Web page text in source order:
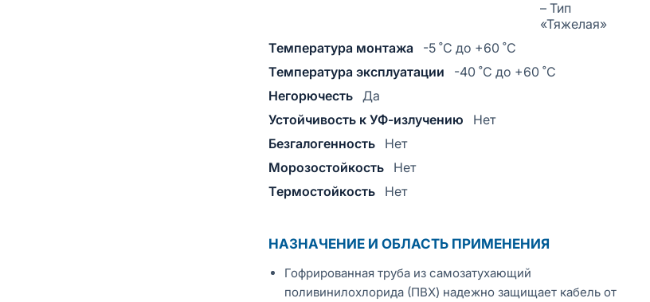
– Тип
«Тяжелая»
Температура монтажа
-5 ˚С до +60 ˚С
Температура эксплуатации
-40 ˚С до +60 ˚С
Негорючесть
Да
Устойчивость к УФ-излучению
Нет
Безгалогенность
Нет
Морозостойкость
Нет
Термостойкость
Нет
НАЗНАЧЕНИЕ И ОБЛАСТЬ ПРИМЕНЕНИЯ
Гофрированная труба из самозатухающий
поливинилохлорида (ПВХ) надежно защищает кабель от